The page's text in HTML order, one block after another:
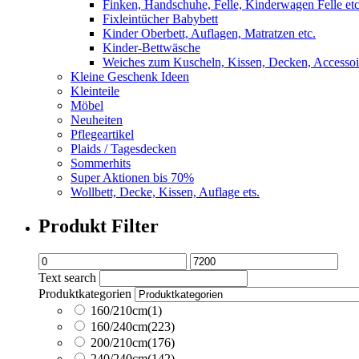
Finken, Handschuhe, Felle, Kinderwagen Felle
Fixleintücher Babybett
Kinder Oberbett, Auflagen, Matratzen etc.
Kinder-Bettwäsche
Weiches zum Kuscheln, Kissen, Decken,
Kleine Geschenk Ideen
Kleinteile
Möbel
Neuheiten
Pflegeartikel
Plaids / Tagesdecken
Sommerhits
Super Aktionen bis 70%
Wollbett, Decke, Kissen, Auflage ets.
Produkt Filter
Text search
Produktkategorien
160/210cm(1)
160/240cm(223)
200/210cm(176)